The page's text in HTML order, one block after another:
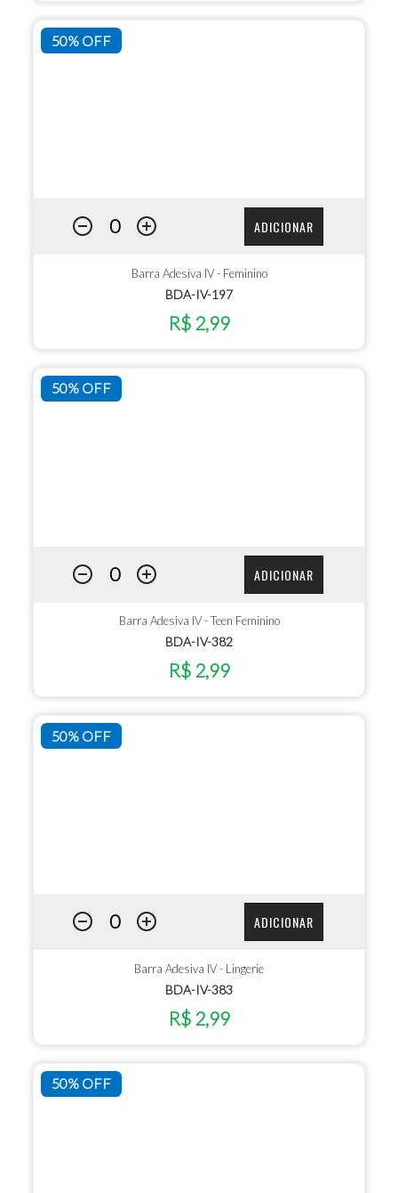
50% OFF
ADICIONAR
Barra Adesiva IV - Feminino
BDA-IV-197
R$ 2,99
50% OFF
ADICIONAR
Barra Adesiva IV - Teen Feminino
BDA-IV-382
R$ 2,99
50% OFF
ADICIONAR
Barra Adesiva IV - Lingerie
BDA-IV-383
R$ 2,99
50% OFF